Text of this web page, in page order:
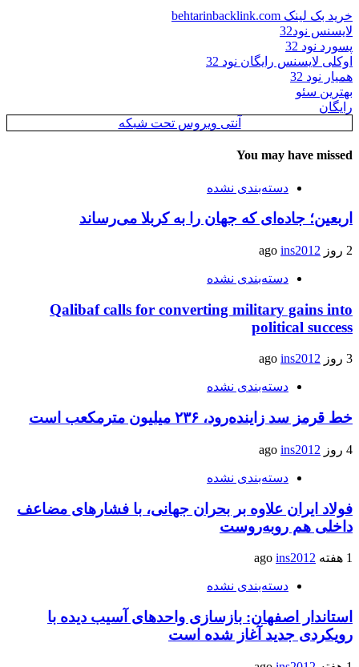
خرید بک لینک behtarinbacklink.com
لایسنس نود32
پسورد نود 32
اوکلی لایسنس رایگان نود 32
همیار نود 32
بهترین سئو
رایگان
آنتی ویروس تحت شبکه
You may have missed
دسته‌بندی نشده
اربعین؛ جاده‌ای که جهان را به کربلا می‌رساند
2 روز ago ins2012
دسته‌بندی نشده
Qalibaf calls for converting military gains into
political success
3 روز ago ins2012
دسته‌بندی نشده
خط قرمز سد زاینده‌رود، ۲۳۶ میلیون مترمکعب است
4 روز ago ins2012
دسته‌بندی نشده
فولاد ایران علاوه بر بحران جهانی، با فشارهای مضاعف
داخلی هم روبه‌روست
1 هفته ago ins2012
دسته‌بندی نشده
استاندار اصفهان: بازسازی واحدهای آسیب دیده با
رویکردی جدید آغاز شده است